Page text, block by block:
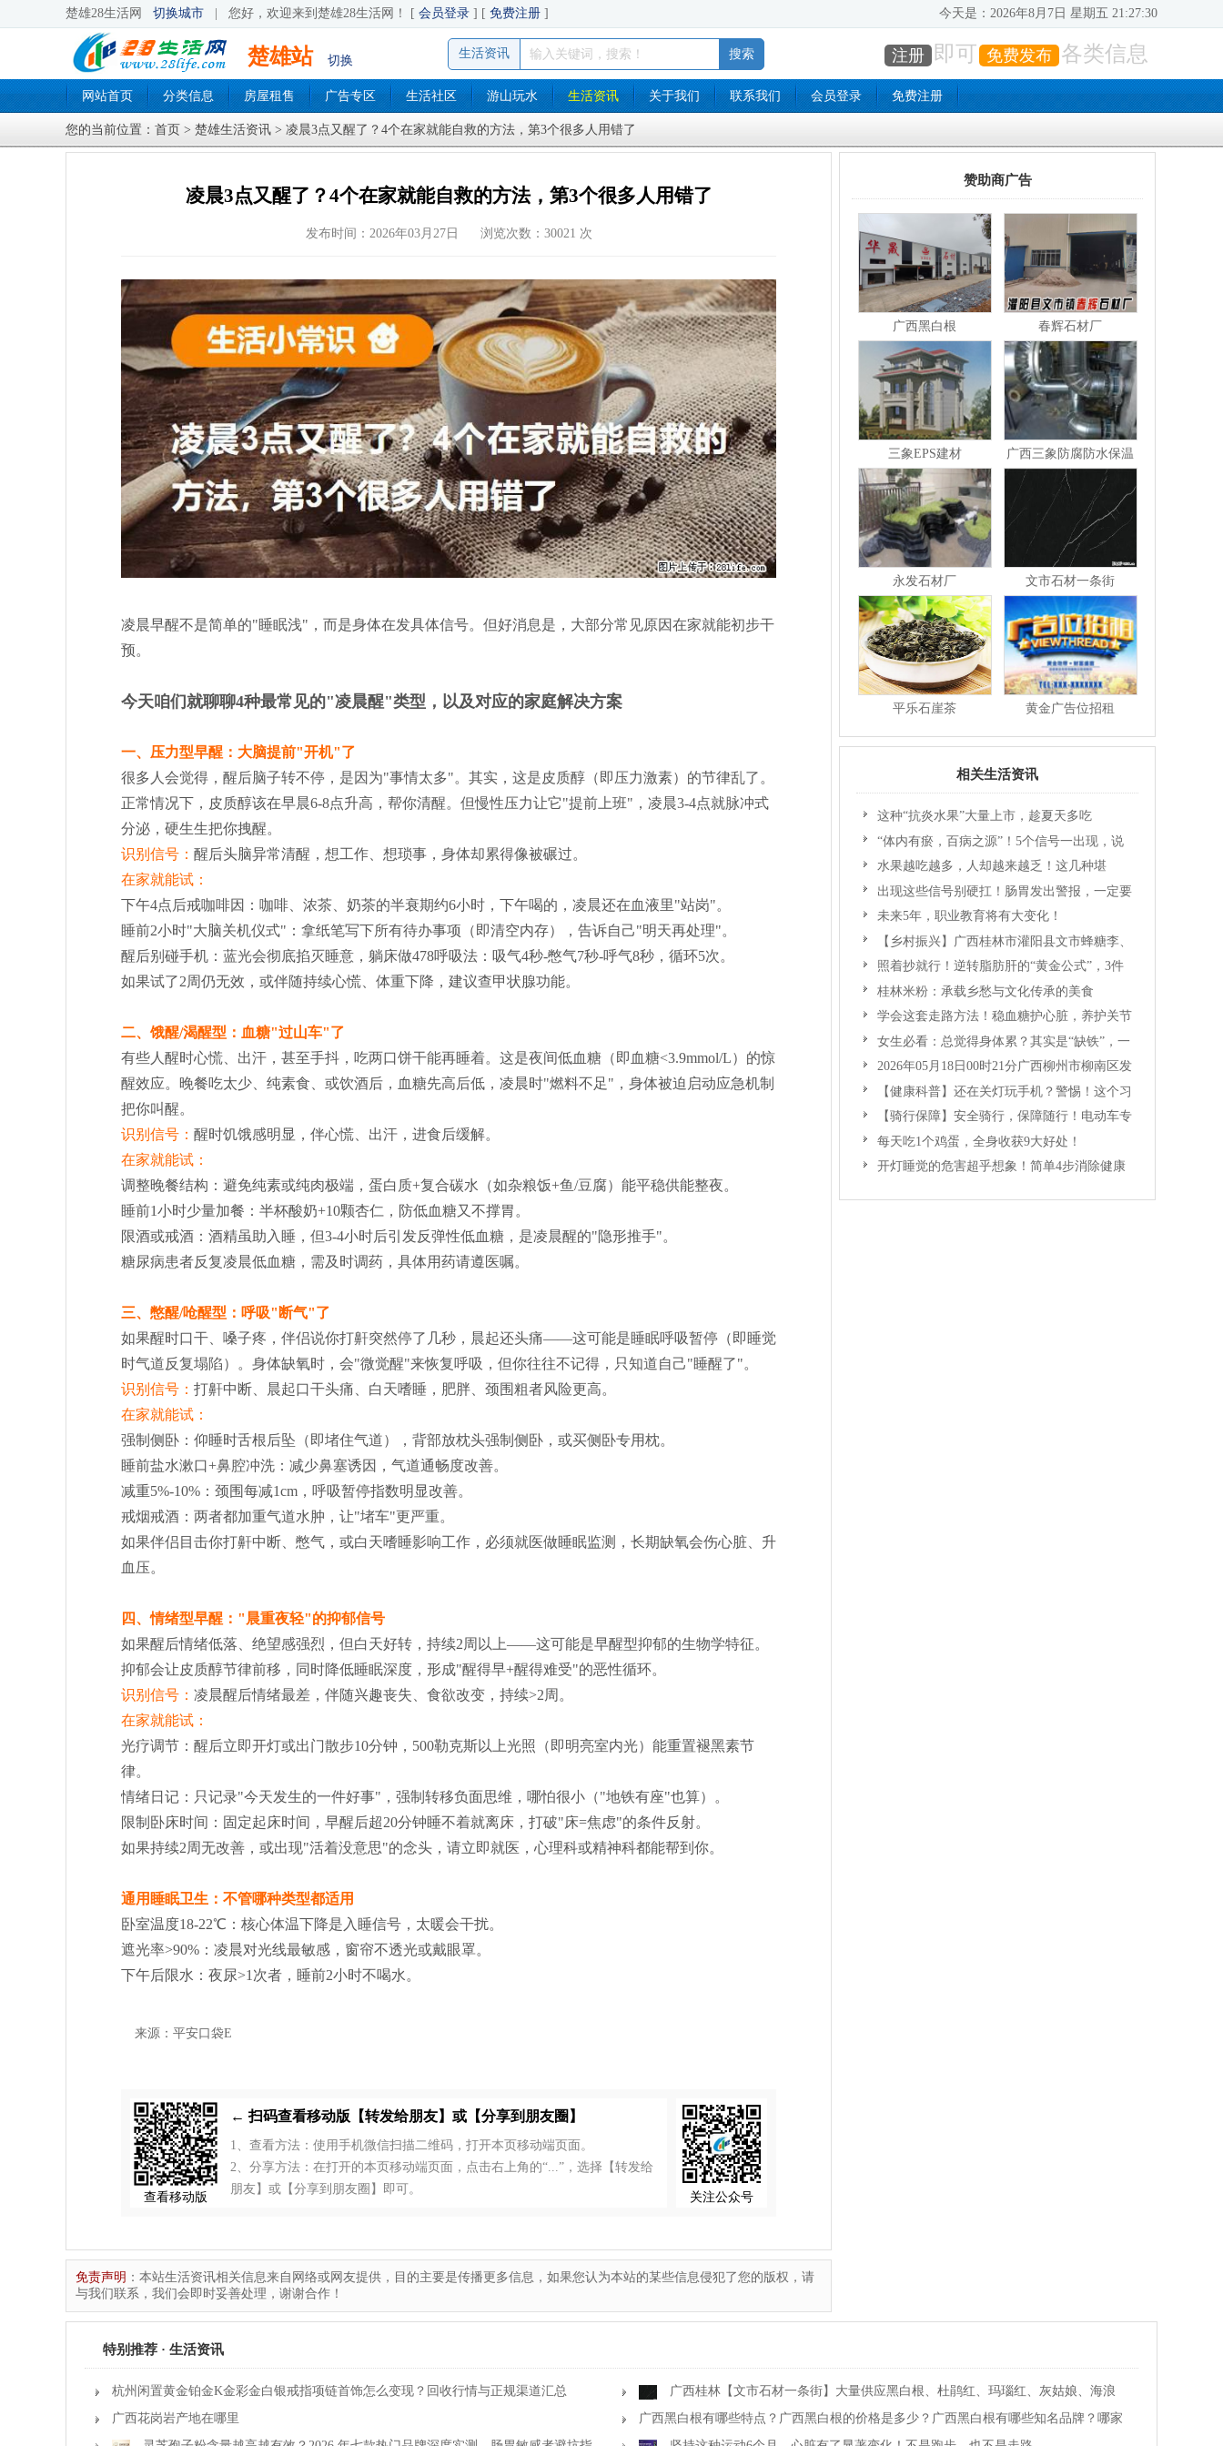
楚雄28生活网 切换城市 您好，欢迎来到楚雄28生活网！ [ 会员登录 ] [ 免费注册 ] 今天是： 2026年8月7日 星期五 21:27:31
楚雄站 切换
生活资讯 注册 即可 免费发布 各类信息
网站首页 分类信息 房屋租售 广告专区 生活社区 游山玩水 生活资讯 关于我们 联系我们 会员登录 免费注册
您的当前位置： 首页 > 楚雄生活资讯 > 凌晨3点又醒了？4个在家就能自救的方法，第3个很多人用错了
凌晨3点又醒了？4个在家就能自救的方法，第3个很多人用错了
发布时间：2026年03月27日 浏览次数：30021 次
凌晨早醒不是简单的"睡眠浅"，而是身体在发具体信号。但好消息是，大部分常见原因在家就能初步干
预。
今天咱们就聊聊4种最常见的"凌晨醒"类型，以及对应的家庭解决方案
一、压力型早醒：大脑提前"开机"了
很多人会觉得，醒后脑子转不停，是因为"事情太多"。其实，这是皮质醇（即压力激素）的节律乱了。
正常情况下，皮质醇该在早晨6-8点升高，帮你清醒。但慢性压力让它"提前上班"，凌晨3-4点就脉冲式
分泌，硬生生把你拽醒。
识别信号： 醒后头脑异常清醒，想工作、想琐事，身体却累得像被碾过。
在家就能试：
下午4点后戒咖啡因：咖啡、浓茶、奶茶的半衰期约6小时，下午喝的，凌晨还在血液里"站岗"。
睡前2小时"大脑关机仪式"：拿纸笔写下所有待办事项（即清空内存），告诉自己"明天再处理"。
醒后别碰手机：蓝光会彻底掐灭睡意，躺床做478呼吸法：吸气4秒-憋气7秒-呼气8秒，循环5次。
如果试了2周仍无效，或伴随持续心慌、体重下降，建议查甲状腺功能。
二、饿醒/渴醒型：血糖"过山车"了
有些人醒时心慌、出汗，甚至手抖，吃两口饼干能再睡着。这是夜间低血糖（即血糖<3.9mmol/L）的惊
醒效应。晚餐吃太少、纯素食、或饮酒后，血糖先高后低，凌晨时"燃料不足"，身体被迫启动应急机制
把你叫醒。
识别信号： 醒时饥饿感明显，伴心慌、出汗，进食后缓解。
在家就能试：
调整晚餐结构：避免纯素或纯肉极端，蛋白质+复合碳水（如杂粮饭+鱼/豆腐）能平稳供能整夜。
睡前1小时少量加餐：半杯酸奶+10颗杏仁，防低血糖又不撑胃。
限酒或戒酒：酒精虽助入睡，但3-4小时后引发反弹性低血糖，是凌晨醒的"隐形推手"。
糖尿病患者反复凌晨低血糖，需及时调药，具体用药请遵医嘱。
三、憋醒/呛醒型：呼吸"断气"了
如果醒时口干、嗓子疼，伴侣说你打鼾突然停了几秒，晨起还头痛——这可能是睡眠呼吸暂停（即睡觉
时气道反复塌陷）。身体缺氧时，会"微觉醒"来恢复呼吸，但你往往不记得，只知道自己"睡醒了"。
识别信号： 打鼾中断、晨起口干头痛、白天嗜睡，肥胖、颈围粗者风险更高。
在家就能试：
强制侧卧：仰睡时舌根后坠（即堵住气道），背部放枕头强制侧卧，或买侧卧专用枕。
睡前盐水漱口+鼻腔冲洗：减少鼻塞诱因，气道通畅度改善。
减重5%-10%：颈围每减1cm，呼吸暂停指数明显改善。
戒烟戒酒：两者都加重气道水肿，让"堵车"更严重。
如果伴侣目击你打鼾中断、憋气，或白天嗜睡影响工作，必须就医做睡眠监测，长期缺氧会伤心脏、升
血压。
四、情绪型早醒："晨重夜轻"的抑郁信号
如果醒后情绪低落、绝望感强烈，但白天好转，持续2周以上——这可能是早醒型抑郁的生物学特征。
抑郁会让皮质醇节律前移，同时降低睡眠深度，形成"醒得早+醒得难受"的恶性循环。
识别信号： 凌晨醒后情绪最差，伴随兴趣丧失、食欲改变，持续>2周。
在家就能试：
光疗调节：醒后立即开灯或出门散步10分钟，500勒克斯以上光照（即明亮室内光）能重置褪黑素节
律。
情绪日记：只记录"今天发生的一件好事"，强制转移负面思维，哪怕很小（"地铁有座"也算）。
限制卧床时间：固定起床时间，早醒后超20分钟睡不着就离床，打破"床=焦虑"的条件反射。
如果持续2周无改善，或出现"活着没意思"的念头，请立即就医，心理科或精神科都能帮到你。
通用睡眠卫生：不管哪种类型都适用
卧室温度18-22℃：核心体温下降是入睡信号，太暖会干扰。
遮光率>90%：凌晨对光线最敏感，窗帘不透光或戴眼罩。
下午后限水：夜尿>1次者，睡前2小时不喝水。
来源：平安口袋E
查看移动版
← 扫码查看移动版【转发给朋友】或【分享到朋友圈】
1、查看方法：使用手机微信扫描二维码，打开本页移动端页面。
2、分享方法：在打开的本页移动端页面，点击右上角的“...”，选择【转发给
朋友】或【分享到朋友圈】即可。
关注公众号
免责声明 ：本站生活资讯相关信息来自网络或网友提供，目的主要是传播更多信息，如果您认为本站的某些信息侵犯了您的版权，请
与我们联系，我们会即时妥善处理，谢谢合作！
赞助商广告
广西黑白根 春辉石材厂
三象EPS建材 广西三象防腐防水保温
永发石材厂 文市石材一条街
平乐石崖茶 黄金广告位招租
相关生活资讯
这种“抗炎水果”大量上市，趁夏天多吃
“体内有瘀，百病之源”！5个信号一出现，说
明你的血液已经开始“堵”了
水果越吃越多，人却越来越乏！这几种堪
称“湿气之王”的水果要少吃！
出现这些信号别硬扛！肠胃发出警报，一定要
重视未来5年，职业教育将有大变化！
【乡村振兴】广西桂林市灌阳县文市蜂糖李、
黄金奈李迎丰产上市季 甜蜜产业助振兴
照着抄就行！逆转脂肪肝的“黄金公式”，3件
事坚持4周，肝脏悄悄变好
桂林米粉：承载乡愁与文化传承的美食
学会这套走路方法！稳血糖护心脏，养护关节
更护健康
女生必看：总觉得身体累？其实是“缺铁”，一
文教你高效“补铁”！
2026年05月18日00时21分广西柳州市柳南区发
生5.2级地震
【健康科普】还在关灯玩手机？警惕！这个习
惯严重可致盲！
【骑行保障】安全骑行，保障随行！电动车专
属保险上线啦！
每天吃1个鸡蛋，全身收获9大好处！
开灯睡觉的危害超乎想象！简单4步消除健康
特别推荐 · 生活资讯
杭州闲置黄金铂金K金彩金白银戒指项链首饰怎么变现？回收行情与正规渠道汇总
广西桂林【文市石材一条街】大量供应黑白根、杜鹃红、玛瑙红、灰姑娘、海浪
花、霸王花、木纹石等产品
广西花岗岩产地在哪里
广西黑白根有哪些特点？广西黑白根的价格是多少？广西黑白根有哪些知名品牌？哪家